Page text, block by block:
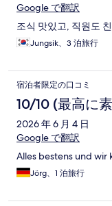
Google で翻訳
조식 맛있고, 직원도
Jungsik、3 泊旅行
宿泊者限定の口コミ
10/10 (最高に
2026 年 6 月 4 日
Google で翻訳
Alles bestens und
Jörg、1 泊旅行